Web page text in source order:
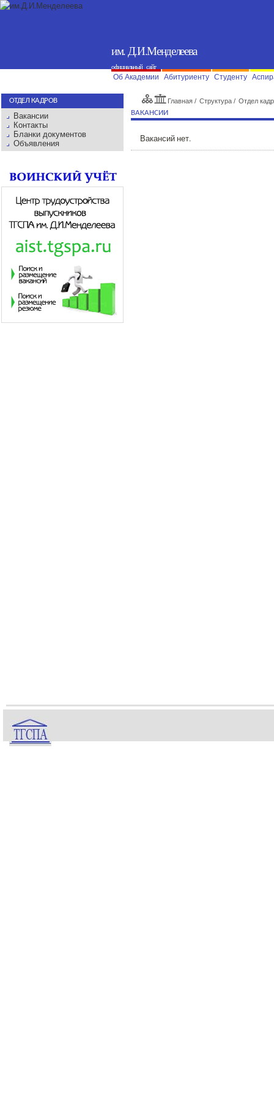
им. Д.И.Менделеева
официальный сайт
Об Академии
Абитуриенту Студенту
ОТДЕЛ КАДРОВ
Вакансии
Контакты
Бланки документов
Объявления
Главная / Структура / Отдел
ВАКАНСИИ
Вакансий нет.